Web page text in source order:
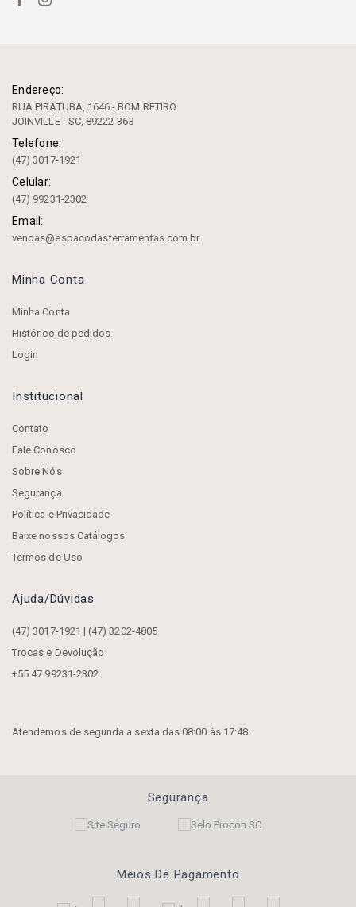
Endereço:
RUA PIRATUBA, 1646 - BOM RETIRO
JOINVILLE - SC, 89222-363
Telefone:
(47) 3017-1921
Celular:
(47) 99231-2302
Email:
vendas@espacodasferramentas.com.br
Minha Conta
Minha Conta
Histórico de pedidos
Login
Institucional
Contato
Fale Conosco
Sobre Nós
Segurança
Política e Privacidade
Baixe nossos Catálogos
Termos de Uso
Ajuda/dúvidas
(47) 3017-1921 | (47) 3202-4805
Trocas e Devolução
+55 47 99231-2302
Atendemos de segunda a sexta das 08:00 às 17:48.
Segurança
Meios De Pagamento